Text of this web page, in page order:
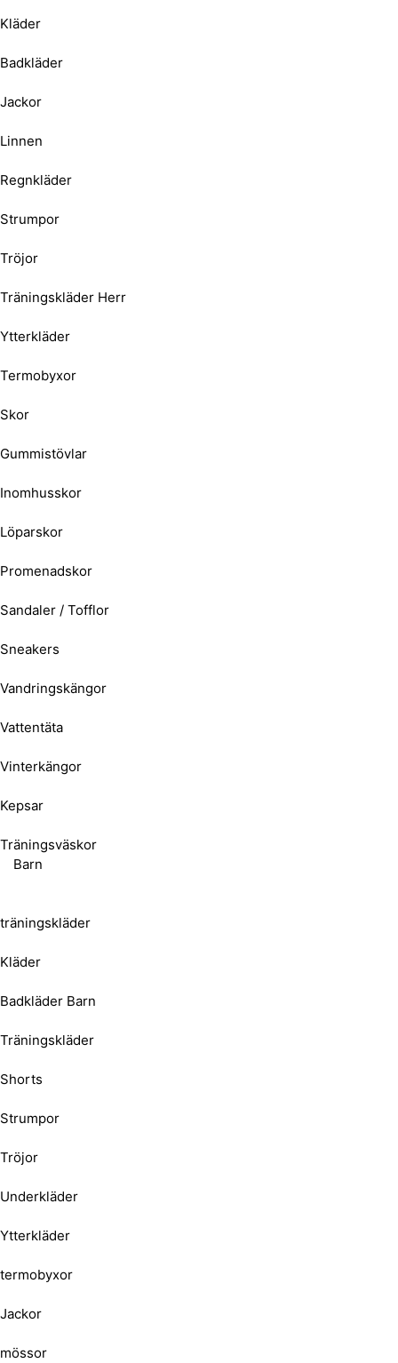
Kläder
Badkläder
Jackor
Linnen
Regnkläder
Strumpor
Tröjor
Träningskläder Herr
Ytterkläder
Termobyxor
Skor
Gummistövlar
Inomhusskor
Löparskor
Promenadskor
Sandaler / Tofflor
Sneakers
Vandringskängor
Vattentäta
Vinterkängor
Kepsar
Träningsväskor
Barn
träningskläder
Kläder
Badkläder Barn
Träningskläder
Shorts
Strumpor
Tröjor
Underkläder
Ytterkläder
termobyxor
Jackor
mössor